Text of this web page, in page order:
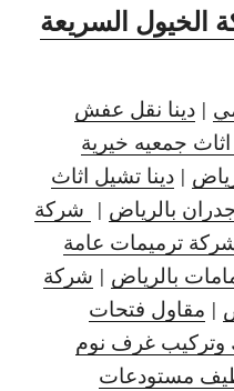
الخيول السريعة
| دينا نقل عفش
جمعيه خيرية
|دينا تشيل اثاث
بالرياض | شركة
ترميمات عامة
بالرياض | شركة
| مقاول فتحات
وتركيب غرف نوم
مستودعات